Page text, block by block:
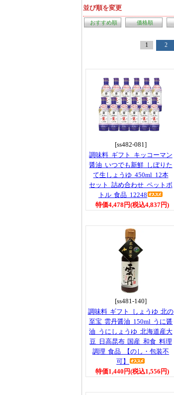
並び順を変更
おすすめ順 価格順
1
2
[ss482-081]
調味料 ギフト キッコーマン
醤油 いつでも新鮮 しぼりた
て生しょうゆ 450ml 12本
セット 詰め合わせ ペットボ
トル 食品 12248
特価4,478円(税込4,837円)
[ss481-140]
調味料 ギフト しょうゆ 北の
至宝 雲丹醤油 150ml うに醤
油 うにしょうゆ 北海道産大
豆 日高昆布 国産 和食 料理
調理 食品 【のし・包装不
可】
特価1,440円(税込1,556円)